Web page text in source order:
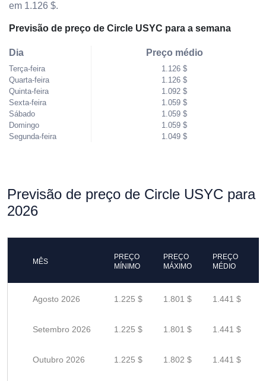
em 1.126 $.
Previsão de preço de Circle USYC para a semana
Dia
Terça-feira
Quarta-feira
Quinta-feira
Sexta-feira
Sábado
Domingo
Segunda-feira
Preço médio
1.126 $
1.126 $
1.092 $
1.059 $
1.059 $
1.059 $
1.049 $
Previsão de preço de Circle USYC para
2026
MÊS
PREÇO
MÍNIMO
PREÇO
MÁXIMO
PREÇO
MÉDIO
Agosto 2026 1.225 $ 1.801 $ 1.441 $
Setembro 2026 1.225 $ 1.801 $ 1.441 $
Outubro 2026 1.225 $ 1.802 $ 1.441 $